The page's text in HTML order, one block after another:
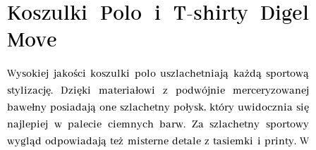
Koszulki Polo i T-shirty Digel
Move
Wysokiej jakości koszulki polo uszlachetniają każdą sportową
stylizację. Dzięki materiałowi z podwójnie merceryzowanej
bawełny posiadają one szlachetny połysk, który uwidocznia się
najlepiej w palecie ciemnych barw. Za szlachetny sportowy
wygląd odpowiadają też misterne detale z tasiemki i printy. W